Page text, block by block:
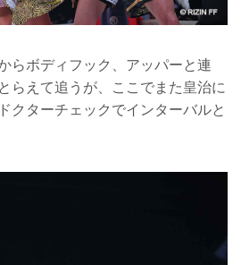
らボディフック、アッパーと連
らえて追うが、ここでまた皇治に
クターチェックでインターバルと